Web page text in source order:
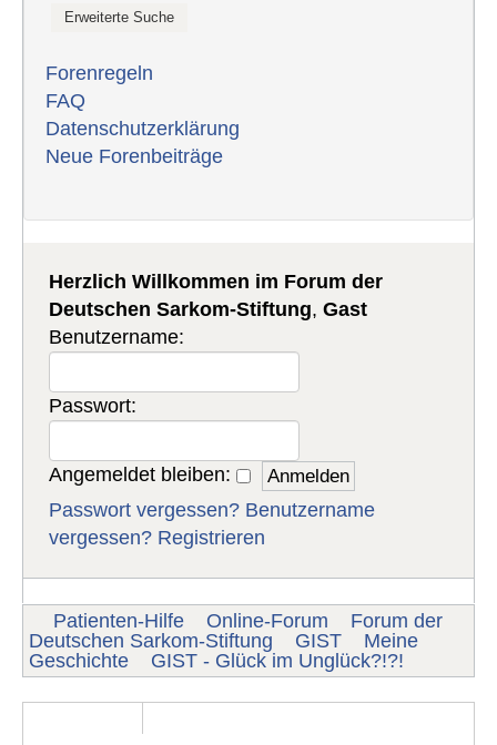
Forenregeln
FAQ
Datenschutzerklärung
Neue Forenbeiträge
Herzlich Willkommen im Forum der
Deutschen Sarkom-Stiftung,Gast
Benutzername:
Passwort:
Angemeldet bleiben:
Passwort vergessen? Benutzername
vergessen? Registrieren
Patienten-Hilfe Online-Forum
Forum der
Deutschen Sarkom-Stiftung
GIST
Meine
Geschichte
GIST - Glück im Unglück?!?!